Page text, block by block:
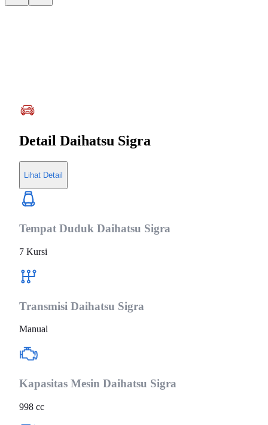
Detail Daihatsu Sigra
Lihat Detail
Tempat Duduk Daihatsu Sigra
7 Kursi
Transmisi Daihatsu Sigra
Manual
Kapasitas Mesin Daihatsu Sigra
998 cc